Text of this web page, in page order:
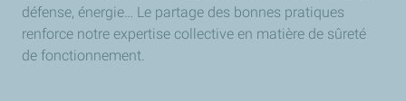
défense, énergie… Le partage des bonnes pratiques
renforce notre expertise collective en matière de sûreté
de fonctionnement.